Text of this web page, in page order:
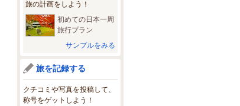
旅の計画をしよう！
初めての日本一周
旅行プラン
サンプルをみる
旅を記録する
クチコミや写真を投稿して、
称号をゲットしよう！